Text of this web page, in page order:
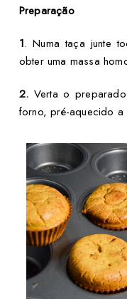
Preparação
1. Numa taça junte
obter uma massa
2. Verta o
forno, pré-aquecido a